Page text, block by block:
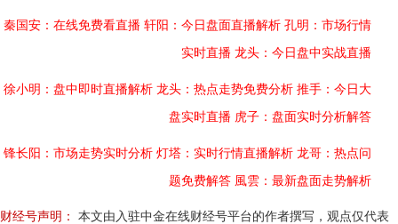
秦国安：在线免费看直播 轩阳：今日盘面直播解析 孔明：市场行情
实时直播 龙头：今日盘中实战直播
徐小明：盘中即时直播解析 龙头：热点走势免费分析 推手：今日大
盘实时直播 虎子：盘面实时分析解答
锋长阳：市场走势实时分析 灯塔：实时行情直播解析 龙哥：热点问
题免费解答 風雲：最新盘面走势解析
财经号声明：
本文由入驻中金在线财经号平台的作者撰写，观点仅代表